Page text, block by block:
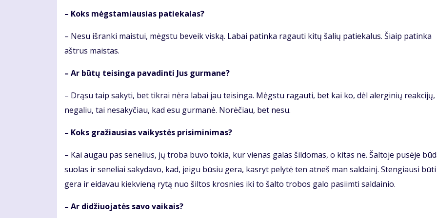
– Koks mėgstamiausias patiekalas?
– Nesu išranki maistui, mėgstu beveik viską. Labai patinka ragauti kitų šalių patiekalus. Šiaip patinka
aštrus maistas.
– Ar būtų teisinga pavadinti Jus gurmane?
– Drąsu taip sakyti, bet tikrai nėra labai jau teisinga. Mėgstu ragauti, bet kai ko, dėl alerginių reakcijų,
negaliu, tai nesakyčiau, kad esu gurmanė. Norėčiau, bet nesu.
– Koks gražiausias vaikystės prisiminimas?
– Kai augau pas senelius, jų troba buvo tokia, kur vienas galas šildomas, o kitas ne. Šaltoje pusėje
suolas ir seneliai sakydavo, kad, jeigu būsiu gera, kasryt pelytė ten atneš man saldainį. Stengiausi būti
gera ir eidavau kiekvieną rytą nuo šiltos krosnies iki to šalto trobos galo pasiimti saldainio.
– Ar didžiuojatės savo vaikais?